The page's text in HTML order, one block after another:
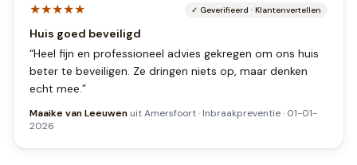
★★★★★ ✓ Geverifieerd · Klantenvertellen
Huis goed beveiligd
“Heel fijn en professioneel advies gekregen om ons huis
beter te beveiligen. Ze dringen niets op, maar denken
echt mee.”
Maaike van Leeuwen uitAmersfoort· Inbraakpreventie· 01-01-
2026